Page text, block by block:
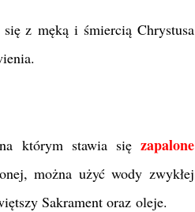
z męką i śmiercią Chrystusa
na którym stawia sięzapalone
można użyć wody zwykłej
Sakrament oraz oleje.